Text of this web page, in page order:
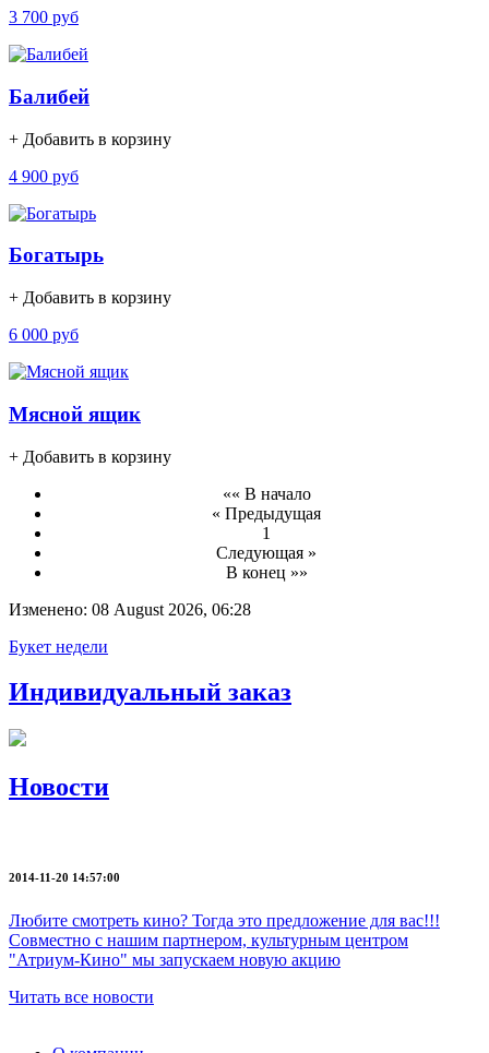
3 700 руб
Балибей
+ Добавить в корзину
4 900 руб
Богатырь
+ Добавить в корзину
6 000 руб
Мясной ящик
+ Добавить в корзину
«« В начало
« Предыдущая
1
Следующая »
В конец »»
Изменено: 08 August 2026, 06:28
Букет недели
Индивидуальный заказ
Новости
2014-11-20 14:57:00
Любите смотреть кино? Тогда это предложение для вас!!!
Совместно с нашим партнером, культурным центром
"Атриум-Кино" мы запускаем новую акцию
Читать все новости